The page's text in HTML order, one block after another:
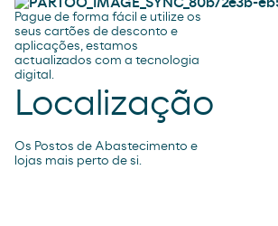
Pague de forma fácil e utilize os
seus cartões de desconto e
aplicações, estamos
actualizados com a tecnologia
digital.
Localização
Os Postos de Abastecimento e
lojas mais perto de si.